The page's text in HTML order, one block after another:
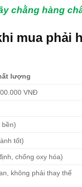
chằng hàng
mua phải
lượng
VNĐ
bền)
tốt)
chống oxy hóa)
không phải thay thế